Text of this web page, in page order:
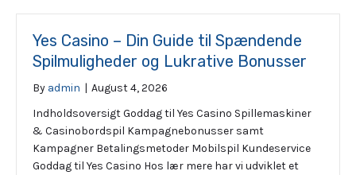
Yes Casino – Din Guide til Spændende
Spilmuligheder og Lukrative Bonusser
By admin | August 4, 2026
Indholdsoversigt Goddag til Yes Casino Spillemaskiner
& Casinobordspil Kampagnebonusser samt
Kampagner Betalingsmetoder Mobilspil Kundeservice
Goddag til Yes Casino Hos lær mere har vi udviklet et